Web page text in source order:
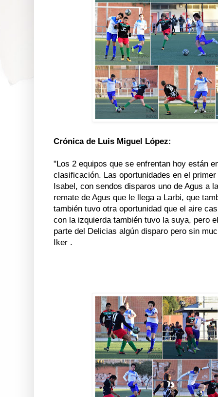
Crónica de Luis Miguel López:
"Los 2 equipos que se enfrentan hoy están
clasificación. Las oportunidades en el
Isabel, con sendos disparos uno de Agus a
remate de Agus que le llega a Larbi, que
también tuvo otra oportunidad que el aire
con la izquierda también tuvo la suya, pero
parte del Delicias algún disparo pero sin
Iker .